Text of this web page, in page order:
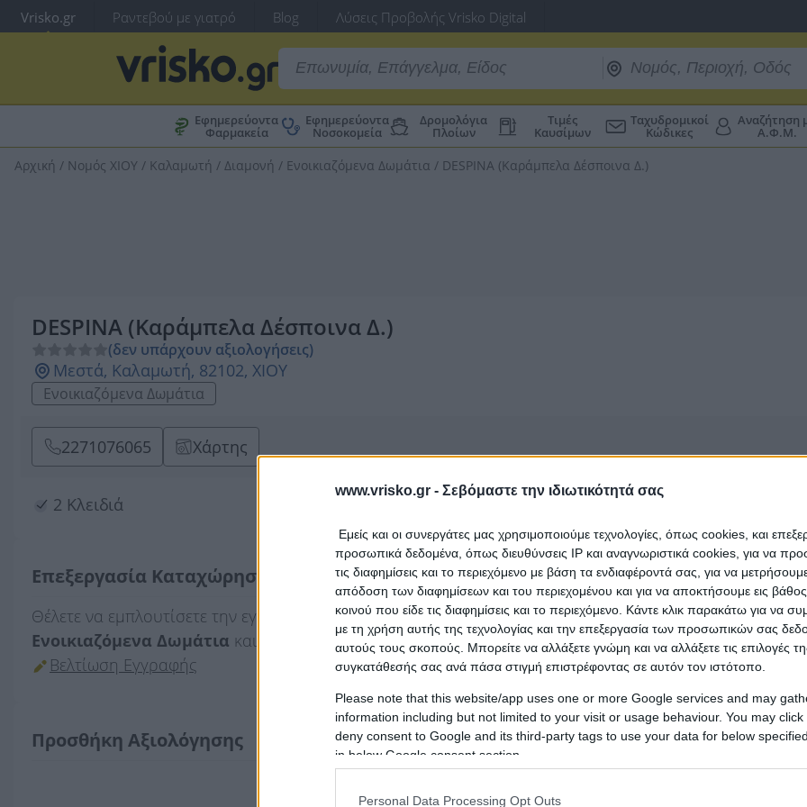
www.vrisko.gr - Σεβόμαστε την ιδιωτικότητά σας
Εμείς και οι συνεργάτες μας χρησιμοποιούμε τεχνολογίες, όπως cookies, και
προσωπικά δεδομένα, όπως διευθύνσεις IP και αναγνωριστικά cookies, για να
τις διαφημίσεις και το περιεχόμενο με βάση τα ενδιαφέροντά σας, για να
απόδοση των διαφημίσεων και του περιεχομένου και για να αποκτήσουμε εις
κοινού που είδε τις διαφημίσεις και το περιεχόμενο. Κάντε κλικ παρακάτω για να
με τη χρήση αυτής της τεχνολογίας και την επεξεργασία των προσωπικών σας
αυτούς τους σκοπούς. Μπορείτε να αλλάξετε γνώμη και να αλλάξετε τις επιλογές
συγκατάθεσής σας ανά πάσα στιγμή επιστρέφοντας σε αυτόν τον ιστότοπο.
Please note that this website/app uses one or more Google services and may
information including but not limited to your visit or usage behaviour. You may
deny consent to Google and its third-party tags to use your data for below
in below Google consent section.
Personal Data Processing Opt Outs
Vrisko.gr Ραντεβού με γιατρό Blog Λύσεις Προβολής Vrisko Digital
Εφημερεύοντα
Φαρμακεία
Εφημερεύοντα
Νοσοκομεία
Δρομολόγια
Πλοίων
Τιμές
Καυσίμων
Ταχυδρομικοί
Κώδικες
Αναζήτηση
Α.Φ.Μ.
Αρχική / Νομός ΧΙΟΥ / Καλαμωτή / Διαμονή / Ενοικιαζόμενα Δωμάτια / DESPINA (Καράμπελα Δέσποινα Δ.)
DESPINA (Καράμπελα Δέσποινα Δ.)
(δεν υπάρχουν αξιολογήσεις)
Μεστά, Καλαμωτή, 82102, ΧΙΟΥ
Ενοικιαζόμενα Δωμάτια
2271076065 Χάρτης
2 Κλειδιά
Επεξεργασία Καταχώρησης
Θέλετε να εμπλουτίσετε την εγγραφή DESPINA (Καράμπελα Δέσποινα Δ.)που ανήκει στην κατηγορία
Ενοικιαζόμενα Δωμάτια και εδρεύει στην περιοχήΚαλαμωτή;
Βελτίωση Εγγραφής
Προσθήκη Αξιολόγησης